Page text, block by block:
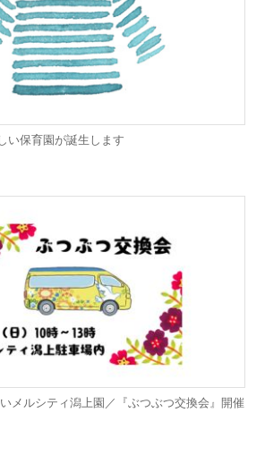
い保育園が誕生します
メルシティ潟上園／『ぶつぶつ交換会』開催